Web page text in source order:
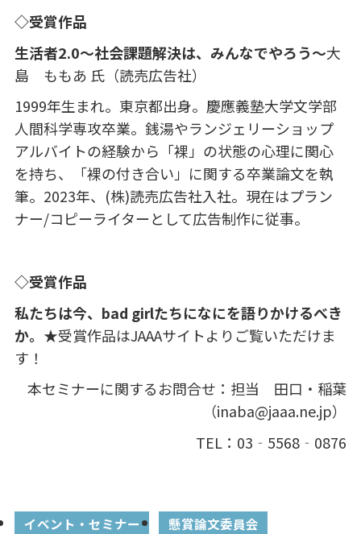
◇受賞作品
生活者2.0～社会課題解決は、みんなでやろう～大
島 ももあ 氏（読売広告社）
1999年生まれ。東京都出身。慶應義塾大学文学部
人間科学専攻卒業。銭湯やランジェリーショップ
アルバイトの経験から「裸」の状態の心理に関心
を持ち、「裸の付き合い」に関する卒業論文を執
筆。 2023年、 (株)読売広告社入社。現在はプラン
ナー/コピーライターとして広告制作に従事。
◇受賞作品
私たちは今、bad girlたちになにを語りかけるべき
か。 ★受賞作品はJAAAサイトよりご覧いただけま
す！
本セミナーに関するお問合せ：担当 田口・稲葉
（inaba@jaaa.ne.jp）
TEL： 03‐5568‐0876
イベント・セミナー 懸賞論文委員会